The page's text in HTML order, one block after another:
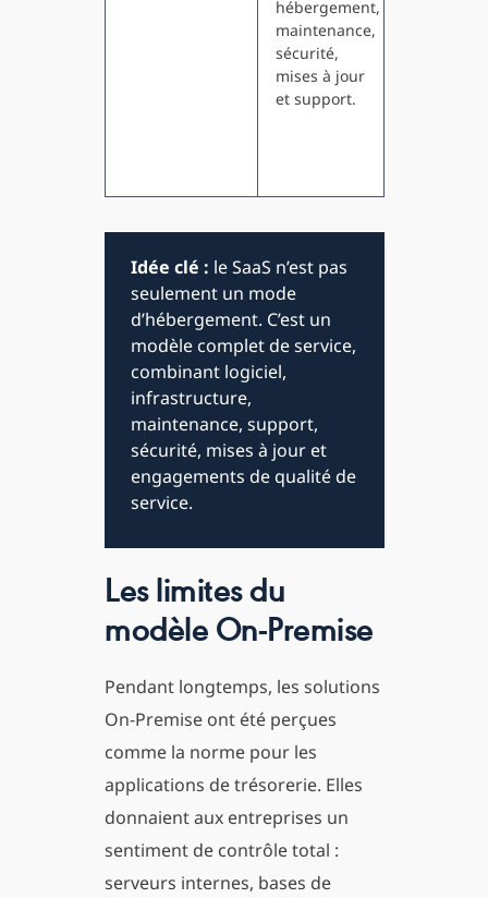
hébergement,
maintenance,
sécurité,
mises à jour
et support.
Idée clé : le SaaS n’est pas
seulement un mode
d’hébergement. C’est un
modèle complet de service,
combinant logiciel,
infrastructure,
maintenance, support,
sécurité, mises à jour et
engagements de qualité de
service.
Les limites du
modèle On-Premise
Pendant longtemps, les solutions
On-Premise ont été perçues
comme la norme pour les
applications de trésorerie. Elles
donnaient aux entreprises un
sentiment de contrôle total :
serveurs internes, bases de